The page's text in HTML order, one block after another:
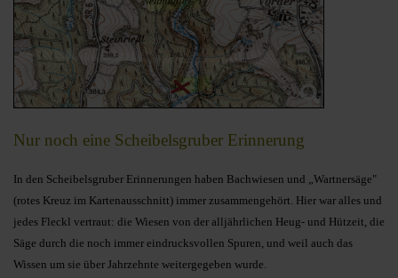
Nur noch eine Scheibelsgruber Erinnerung
In den Scheibelsgruber Erinnerungen haben Bachwiesen und „Wartnersäge"
(rotes Kreuz im Kartenausschnitt) immer zusammengehört. Hier war alles und
jedes Fleckl vertraut: die Wiesen von der alljährlichen Heug- und Hützeit, die
Säge durch die noch immer eindrucksvollen Spuren, und weil auch das
Wissen um sie über Jahrzehnte weitergegeben wurde.